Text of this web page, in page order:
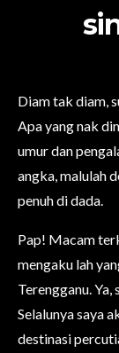
Diam tak diam,
Apa yang nak
umur dan
angka, malulah
penuh di dada.
Pap! Macam
mengaku lah
Terengganu.
Selalunya saya
destinasi